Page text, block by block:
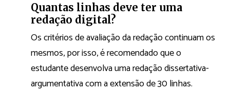
Quantas linhas deve ter uma
redação digital?
Os critérios de avaliação da redação continuam os
mesmos, por isso, é recomendado que o
estudante desenvolva uma redação dissertativa-
argumentativa com a extensão de 30 linhas.